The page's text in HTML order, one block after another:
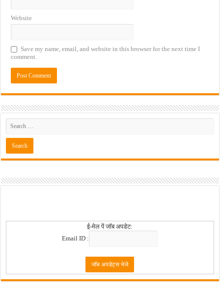
Website
Save my name, email, and website in this browser for the next time I
comment.
ई-मेल पें जॉब अपडेट:
Email ID :